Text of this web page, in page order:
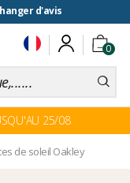
d'avis
0
25/08
de soleil Oakley